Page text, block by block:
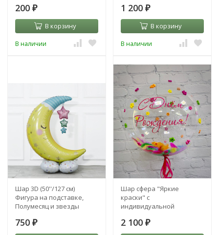
200 ₽
В корзину
В наличии
1 200 ₽
В корзину
В наличии
Шар 3D (50''/127 см)
Фигура на подставке,
Полумесяц и звезды
750 ₽
Шар сфера "Яркие
краски" с
индивидуальной
2 100 ₽